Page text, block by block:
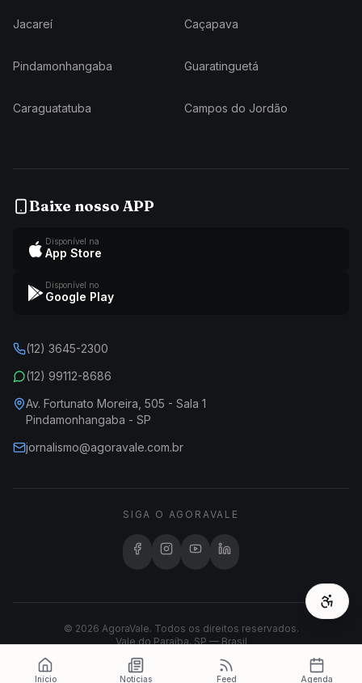
Início Notícias Feed Agenda
Jacareí Caçapava
Pindamonhangaba Guaratinguetá
Caraguatatuba Campos do Jordão
Baixe nosso APP
Disponível na
App Store
Disponível no
Google Play
(12) 3645-2300
(12) 99112-8686
Av. Fortunato Moreira, 505 - Sala 1
Pindamonhangaba - SP
jornalismo@agoravale.com.br
SIGA O AGORAVALE
© 2026 AgoraVale. Todos os direitos reservados.
Vale do Paraíba, SP — Brasil